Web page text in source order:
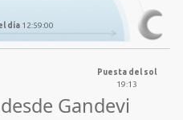
día 12:59:00
Puesta del sol
19:13
Gandevi